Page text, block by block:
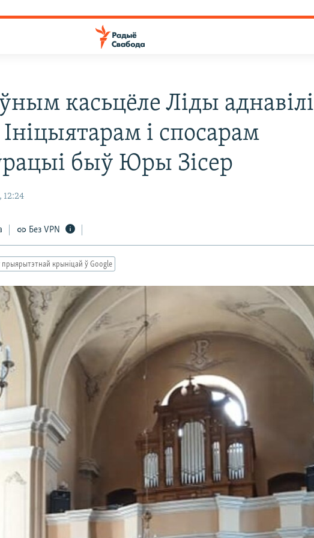
касьцёле Ліды аднавілі
і спосарам
быў Юры Зісер
12:24
Без VPN
прыярытэтнай крыніцай ў Google